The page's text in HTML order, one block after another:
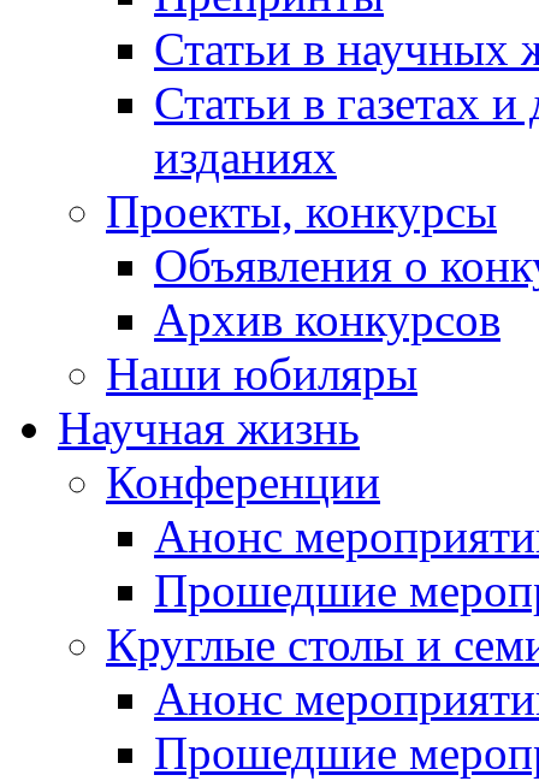
Статьи в научных
Статьи в газетах
изданиях
Проекты, конкурсы
Объявления о
Архив конкурсов
Наши юбиляры
Научная жизнь
Конференции
Анонс
Прошедшие
Круглые столы и
Анонс
Прошедшие